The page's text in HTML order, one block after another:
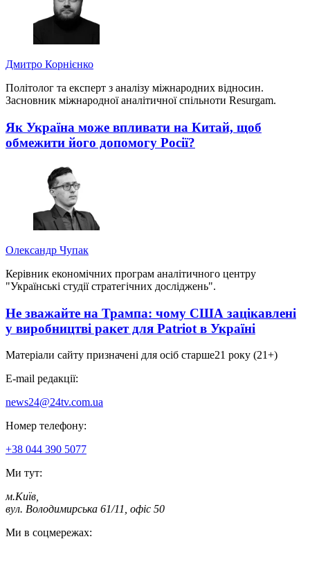
Дмитро Корнієнко
Політолог та експерт з аналізу міжнародних відносин.
Засновник міжнародної аналітичної спільноти Resurgam.
Як Україна може впливати на Китай, щоб
обмежити його допомогу Росії?
Олександр Чупак
Керівник економічних програм аналітичного центру
"Українські студії стратегічних досліджень".
Не зважайте на Трампа: чому США зацікавлені
у виробництві ракет для Patriot в Україні
Матеріали сайту призначені для осіб старше21 року (21+)
E-mail редакції:
news24@24tv.com.ua
Номер телефону:
+38 044 390 5077
Ми тут:
м.Київ
вул. Володимирська 61/11, офіс 50
Ми в соцмережах: